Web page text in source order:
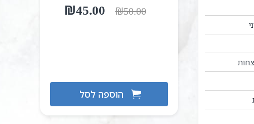
₪50.00
המחיר
המקורי
₪45.00
הוספה לסל